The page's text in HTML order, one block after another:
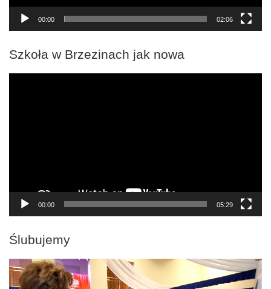
00:00 02:06
Szkoła w Brzezinach jak nowa
00:00 05:29
Ślubujemy
Odtwarzacz
video